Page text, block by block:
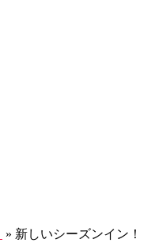
» 新しいシーズンイン！